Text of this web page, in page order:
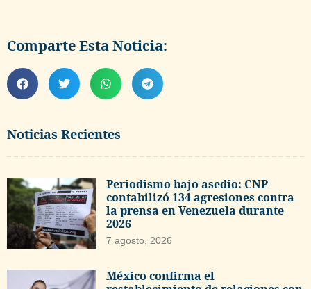
Noticias Recientes
Periodismo bajo asedio: CNP
contabilizó 134 agresiones contra
la prensa en Venezuela durante
2026
7 agosto, 2026
México confirma el
Comparte Esta Noticia: